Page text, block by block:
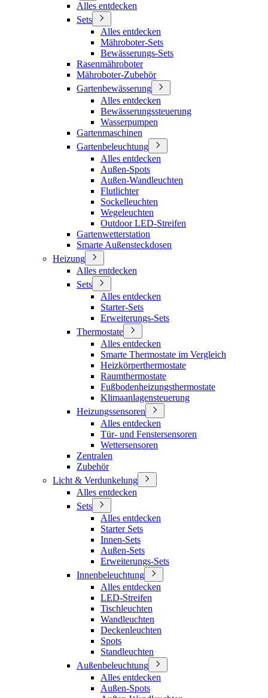
Alles entdecken
Sets
Alles entdecken
Mähroboter-Sets
Bewässerungs-Sets
Rasenmähroboter
Mähroboter-Zubehör
Gartenbewässerung
Alles entdecken
Bewässerungssteuerung
Wasserpumpen
Gartenmaschinen
Gartenbeleuchtung
Alles entdecken
Außen-Spots
Außen-Wandleuchten
Flutlichter
Sockelleuchten
Wegeleuchten
Outdoor LED-Streifen
Gartenwetterstation
Smarte Außensteckdosen
Heizung
Alles entdecken
Sets
Alles entdecken
Starter-Sets
Erweiterungs-Sets
Thermostate
Alles entdecken
Smarte Thermostate im Vergleich
Heizkörperthermostate
Raumthermostate
Fußbodenheizungsthermostate
Klimaanlagensteuerung
Heizungssensoren
Alles entdecken
Tür- und Fenstersensoren
Wettersensoren
Zentralen
Zubehör
Licht & Verdunkelung
Alles entdecken
Sets
Alles entdecken
Starter Sets
Innen-Sets
Außen-Sets
Erweiterungs-Sets
Innenbeleuchtung
Alles entdecken
LED-Streifen
Tischleuchten
Wandleuchten
Deckenleuchten
Spots
Standleuchten
Außenbeleuchtung
Alles entdecken
Außen-Spots